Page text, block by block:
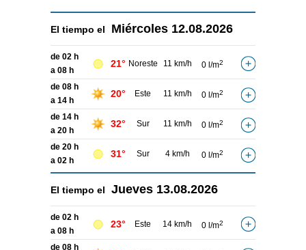
El tiempo el Miércoles 12.08.2026
de 02 h
a 08 h
21° Noreste 11 km/h 0 l/m2
de 08 h
a 14 h
20° Este 11 km/h 0 l/m2
de 14 h
a 20 h
32° Sur 11 km/h 0 l/m2
de 20 h
a 02 h
31° Sur 4 km/h 0 l/m2
El tiempo el Jueves 13.08.2026
de 02 h
a 08 h
23° Este 14 km/h 0 l/m2
de 08 h